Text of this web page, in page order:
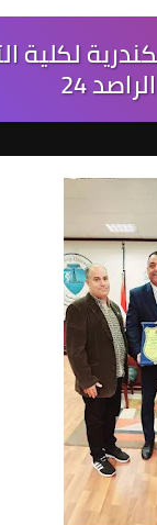
لكلية
24